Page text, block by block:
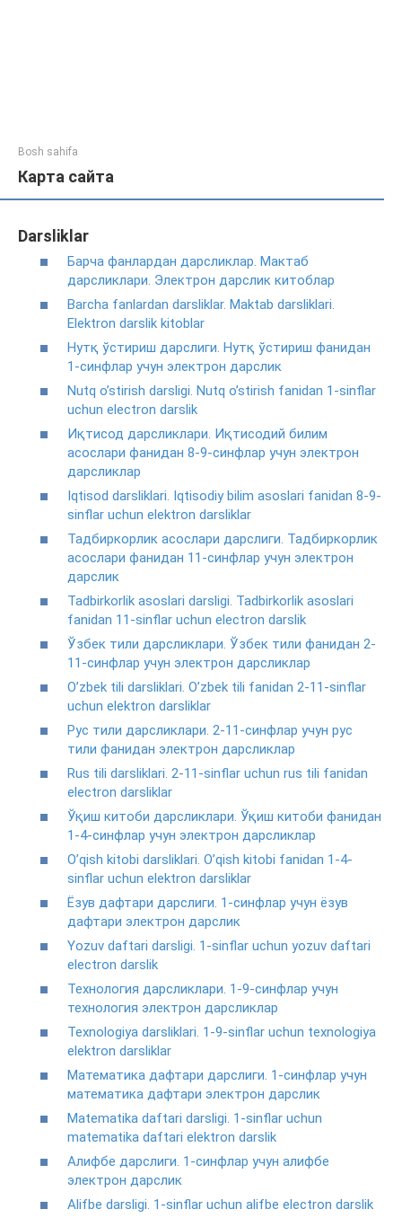
Bosh sahifa
Карта сайта
Darsliklar
Барча фанлардан дарсликлар. Мактаб
дарсликлари. Электрон дарслик китоблар
Barcha fanlardan darsliklar. Maktab darsliklari.
Elektron darslik kitoblar
Нутқ ўстириш дарслиги. Нутқ ўстириш фанидан
1-синфлар учун электрон дарслик
Nutq o’stirish darsligi. Nutq o’stirish fanidan 1-sinflar
uchun electron darslik
Иқтисод дарсликлари. Иқтисодий билим
асослари фанидан 8-9-синфлар учун электрон
дарсликлар
Iqtisod darsliklari. Iqtisodiy bilim asoslari fanidan 8-9-
sinflar uchun elektron darsliklar
Тадбиркорлик асослари дарслиги. Тадбиркорлик
асослари фанидан 11-синфлар учун электрон
дарслик
Tadbirkorlik asoslari darsligi. Tadbirkorlik asoslari
fanidan 11-sinflar uchun electron darslik
Ўзбек тили дарсликлари. Ўзбек тили фанидан 2-
11-синфлар учун электрон дарсликлар
O’zbek tili darsliklari. O’zbek tili fanidan 2-11-sinflar
uchun elektron darsliklar
Рус тили дарсликлари. 2-11-синфлар учун рус
тили фанидан электрон дарсликлар
Rus tili darsliklari. 2-11-sinflar uchun rus tili fanidan
electron darsliklar
Ўқиш китоби дарсликлари. Ўқиш китоби фанидан
1-4-синфлар учун электрон дарсликлар
O’qish kitobi darsliklari. O’qish kitobi fanidan 1-4-
sinflar uchun elektron darsliklar
Ёзув дафтари дарслиги. 1-синфлар учун ёзув
дафтари электрон дарслик
Yozuv daftari darsligi. 1-sinflar uchun yozuv daftari
electron darslik
Технология дарсликлари. 1-9-синфлар учун
технология электрон дарсликлар
Texnologiya darsliklari. 1-9-sinflar uchun texnologiya
elektron darsliklar
Математика дафтари дарслиги. 1-синфлар учун
математика дафтари электрон дарслик
Matematika daftari darsligi. 1-sinflar uchun
matematika daftari elektron darslik
Алифбе дарслиги. 1-синфлар учун алифбе
электрон дарслик
Alifbe darsligi. 1-sinflar uchun alifbe electron darslik